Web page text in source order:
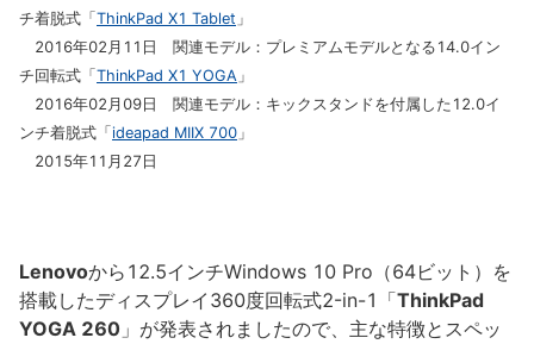
チ着脱式「 ThinkPad X1 Tablet 」
2016年02月11日 関連モデル：プレミアムモデルとなる14.0イン
チ回転式「 ThinkPad X1 YOGA 」
2016年02月09日 関連モデル：キックスタンドを付属した12.0イ
ンチ着脱式「 ideapad MIIX 700 」
2015年11月27日
Lenovoから12.5インチWindows 10 Pro（64ビット）を
搭載したディスプレイ360度回転式2-in-1「ThinkPad
YOGA 260 」が発表されましたので、主な特徴とスペッ